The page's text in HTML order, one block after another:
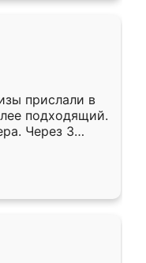
прислали в
подходящий.
Через 3
Остались
Ренессанс